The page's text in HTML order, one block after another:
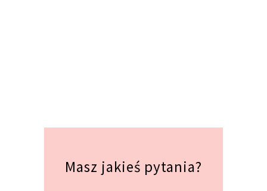
Masz jakieś pytania?